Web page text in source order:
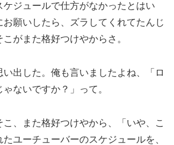
ケジュールで仕方がなかったとはい
お願いしたら、ズラしてくれてたんじ
がまた格好つけやからさ。
い出した。俺も言いましたよね、「ロ
ないですか？」って。
こ、また格好つけやから、「いや、こ
ユーチューバーのスケジュールを、